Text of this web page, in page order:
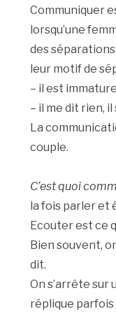
Communiquer
lorsqu’une
des
leur motif de
– il est immature
– il me dit rien, il
La
couple.
C’est quoi
la fois parler et
Ecouter est ce
Bien souvent,
dit.
On s’arrête sur
réplique parfois